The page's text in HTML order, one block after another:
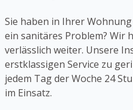
Sie haben in Ihrer
ein sanitäres Problem? Wir
verlässlich weiter. Unsere
erstklassigen Service zu
jedem Tag der Woche 24
im Einsatz.